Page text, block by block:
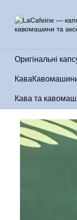
Оригінальні
Кава
Кава та